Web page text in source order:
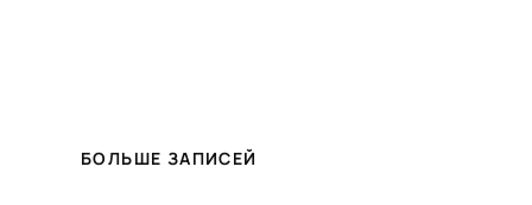
БОЛЬШЕ ЗАПИСЕЙ